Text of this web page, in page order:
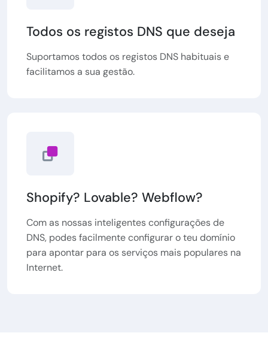
Todos os registos DNS que deseja
Suportamos todos os registos DNS habituais e
facilitamos a sua gestão.
Shopify? Lovable? Webflow?
Com as nossas inteligentes configurações de
DNS, podes facilmente configurar o teu domínio
para apontar para os serviços mais populares na
Internet.